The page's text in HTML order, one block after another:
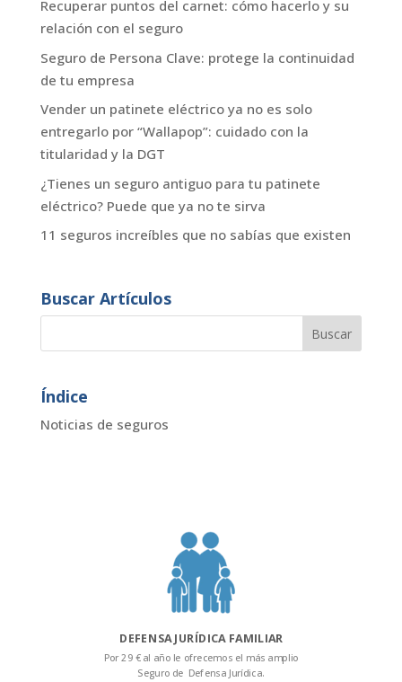
Recuperar puntos del carnet: cómo hacerlo y su
relación con el seguro
Seguro de Persona Clave: protege la continuidad
de tu empresa
Vender un patinete eléctrico ya no es solo
entregarlo por “Wallapop”: cuidado con la
titularidad y la DGT
¿Tienes un seguro antiguo para tu patinete
eléctrico? Puede que ya no te sirva
11 seguros increíbles que no sabías que existen
Buscar Artículos
Índice
Noticias de seguros
DEFENSA JURÍDICA FAMILIAR
Por 29 € al año le ofrecemos el más amplio
Seguro de Defensa Jurídica.